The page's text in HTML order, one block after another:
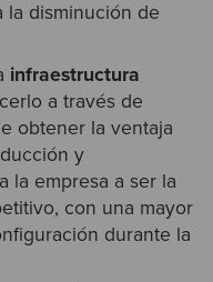
la disminución de
infraestructura
a través de
obtener la ventaja
y
la empresa a ser la
con una mayor
durante la